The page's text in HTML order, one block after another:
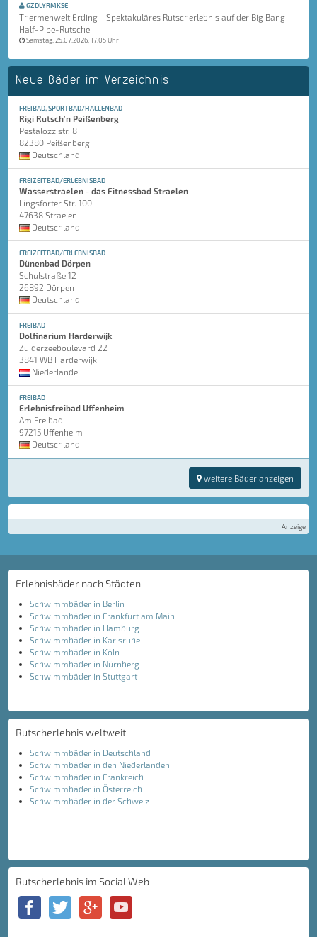
GZDLYRMKSE
Thermenwelt Erding - Spektakuläres Rutscherlebnis auf der Big Bang
Half-Pipe-Rutsche
Samstag, 25.07.2026, 17:05 Uhr
Neue Bäder im Verzeichnis
FREIBAD, SPORTBAD/HALLENBAD
Rigi Rutsch'n Peißenberg
Pestalozzistr. 8
82380 Peißenberg
Deutschland
FREIZEITBAD/ERLEBNISBAD
Wasserstraelen - das Fitnessbad Straelen
Lingsforter Str. 100
47638 Straelen
Deutschland
FREIZEITBAD/ERLEBNISBAD
Dünenbad Dörpen
Schulstraße 12
26892 Dörpen
Deutschland
FREIBAD
Dolfinarium Harderwijk
Zuiderzeeboulevard 22
3841 WB Harderwijk
Niederlande
FREIBAD
Erlebnisfreibad Uffenheim
Am Freibad
97215 Uffenheim
Deutschland
weitere Bäder anzeigen
Anzeige
Erlebnisbäder nach Städten
Schwimmbäder in Berlin
Schwimmbäder in Frankfurt am Main
Schwimmbäder in Hamburg
Schwimmbäder in Karlsruhe
Schwimmbäder in Köln
Schwimmbäder in Nürnberg
Schwimmbäder in Stuttgart
Rutscherlebnis weltweit
Schwimmbäder in Deutschland
Schwimmbäder in den Niederlanden
Schwimmbäder in Frankreich
Schwimmbäder in Österreich
Schwimmbäder in der Schweiz
Rutscherlebnis im Social Web